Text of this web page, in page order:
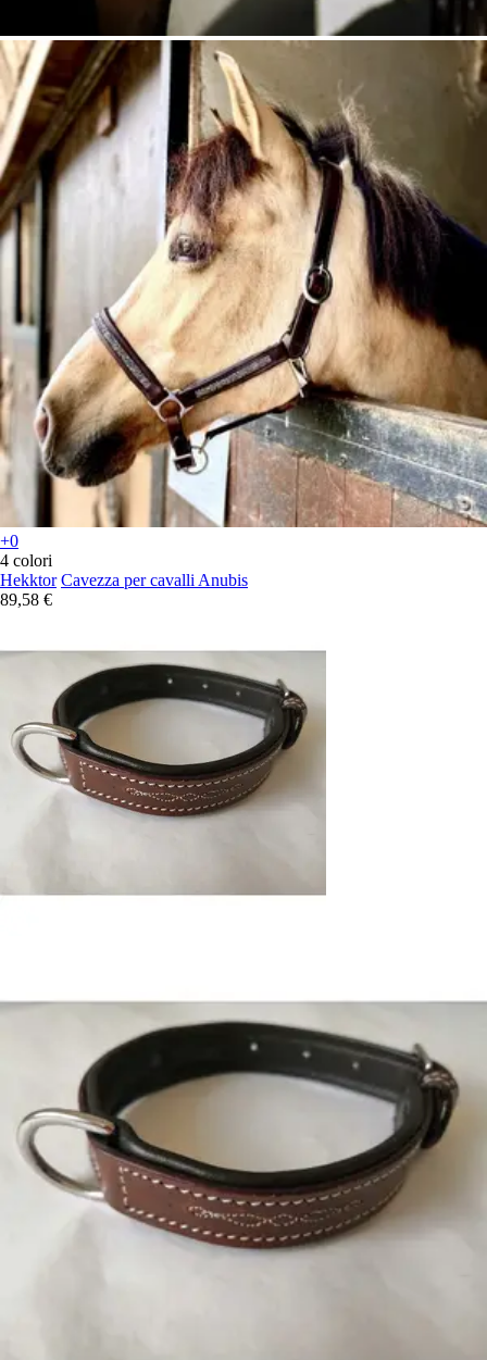
+0
4 colori
Hekktor Cavezza per cavalli Anubis
89,58 €